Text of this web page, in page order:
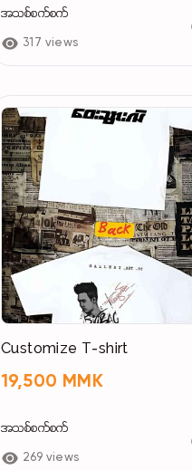
အသစ်စက်စက်
317 views
Customize T-shirt
19,500 MMK
အသစ်စက်စက်
269 views